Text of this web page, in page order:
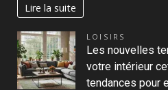
Lire la suite
LOISIRS
Les nouvelles
votre intérieur
tendances pour